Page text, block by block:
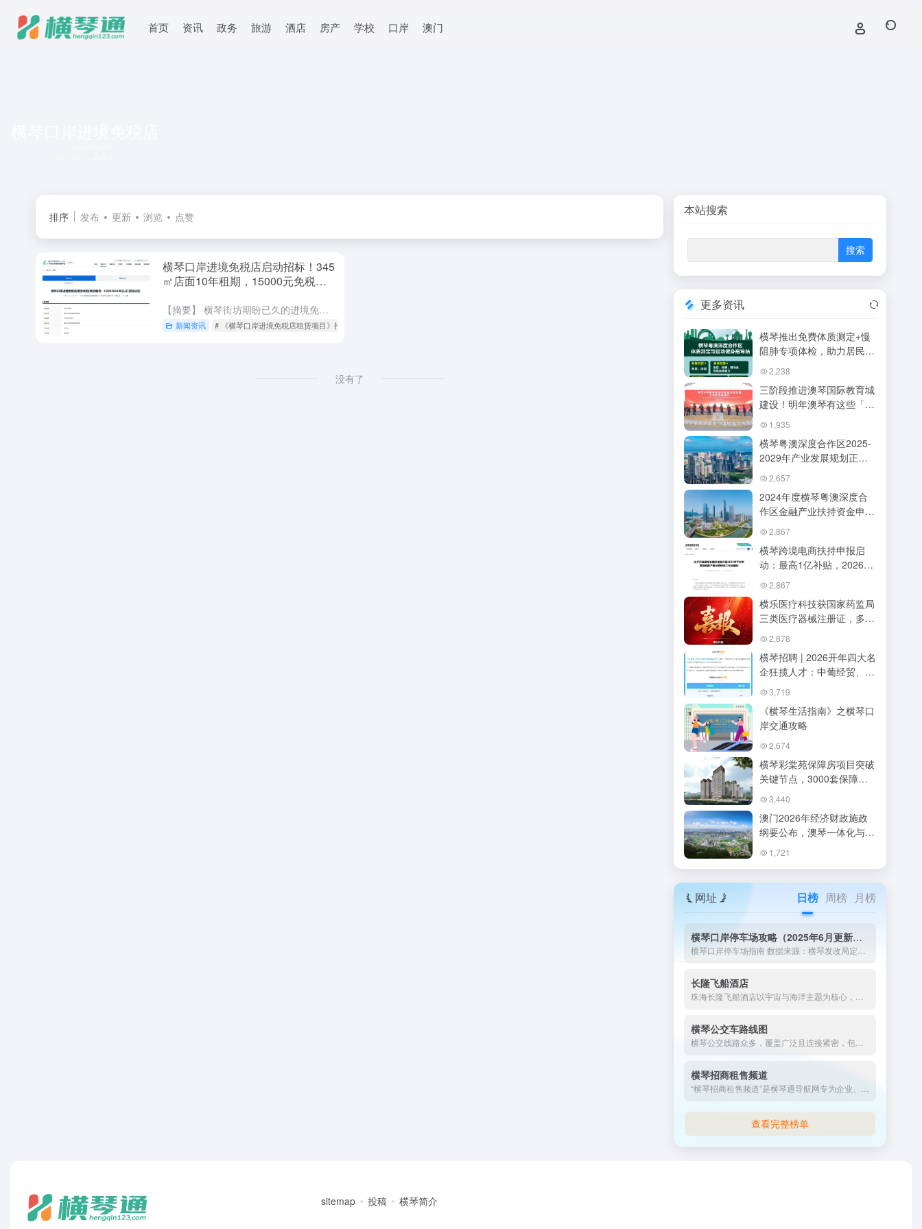
首页 资讯 政务 旅游 酒店 房产 学校 口岸 澳门
排序 发布 更新 浏览 点赞
横琴口岸进境免税店启动招标！345
㎡店面10年租期，15000元免税额
【摘要】 横琴街坊期盼已久的进境免税店终于迎来实质性进展！2026年5月22日，广东省公共资源交易平台正式发布《横琴口岸进境免税店租赁项目》招标公告，标志着横琴口岸进境免税店即将从政策落地转入实质建设...
新闻资讯 # 《横琴口岸进境免税店租赁项目》招标公告
没有了
本站搜索
更多资讯
横琴推出免费体质测定+慢
阻肺专项体检，助力居民科
学健康管理
2,238
三阶段推进澳琴国际教育城
建设！明年澳琴有这些「大
动作」
1,935
横琴粤澳深度合作区2025-
2029年产业发展规划正式
发布
2,657
2024年度横琴粤澳深度合
作区金融产业扶持资金申报
今日启动（6.19-7.11）
2,867
横琴跨境电商扶持申报启
动：最高1亿补贴，2026年
1月15日起开放申请
2,867
横乐医疗科技获国家药监局
三类医疗器械注册证，多模
态实时穿刺手术机器人正式
获批
2,878
横琴招聘 | 2026开年四大名
企狂揽人才：中葡经贸、省
智能院、厚朴中医、科技企
业重磅岗位全解析
3,719
《横琴生活指南》之横琴口
岸交通攻略
2,674
横琴彩棠苑保障房项目突破
关键节点，3000套保障性
租赁住房建设全面提速
3,440
澳门2026年经济财政施政
纲要公布，澳琴一体化与产
业多元化成核心焦点
1,721
网址 日榜 周榜 月榜
横琴口岸停车场攻略（2025年6月更新版）
长隆飞船酒店
横琴公交车路线图
横琴招商租售频道
查看完整榜单
sitemap 投稿 横琴简介